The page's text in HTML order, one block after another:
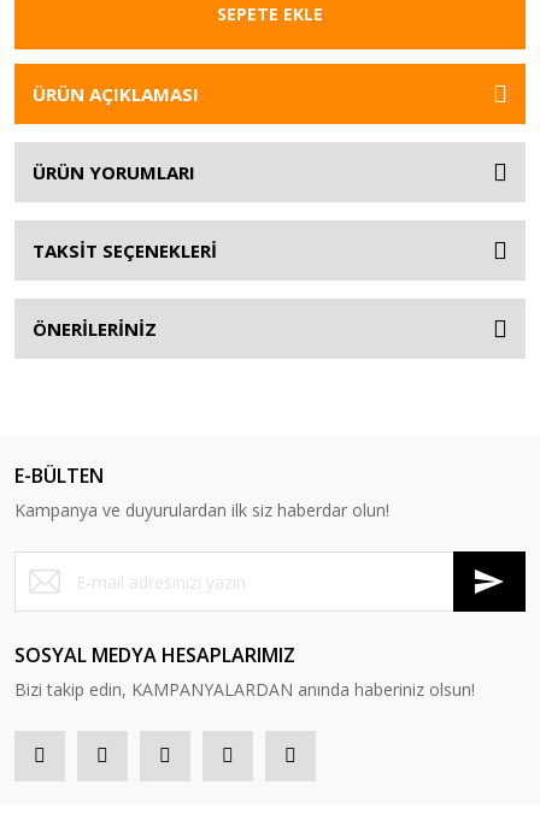
SEPETE EKLE
ÜRÜN AÇIKLAMASI
ÜRÜN YORUMLARI
TAKSİT SEÇENEKLERİ
ÖNERİLERİNİZ
E-BÜLTEN
Kampanya ve duyurulardan ilk siz haberdar olun!
SOSYAL MEDYA HESAPLARIMIZ
Bizi takip edin, KAMPANYALARDAN anında haberiniz olsun!